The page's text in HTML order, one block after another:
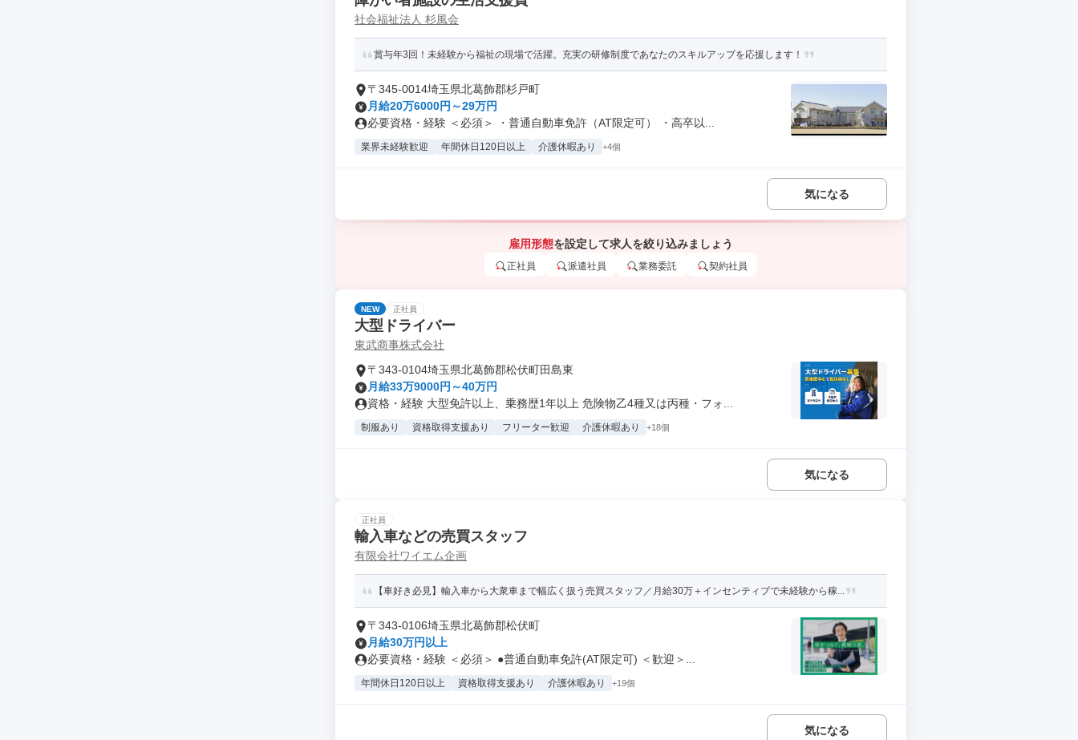
社会福祉法人 杉風会
賞与年3回！未経験から福祉の現場で活躍。充実の研修制度であなたのスキルアップを応援します！
〒345-0014埼玉県北葛飾郡杉戸町
月給20万6000円～29万円
必要資格・経験 ＜必須＞ ・普通自動車免許（AT限定可） ・高卒以...
業界未経験歓迎 年間休日120日以上 介護休暇あり +4個
気になる
雇用形態を設定して求人を絞り込みましょう
正社員 派遣社員 業務委託 契約社員
NEW 正社員
大型ドライバー
東武商事株式会社
〒343-0104埼玉県北葛飾郡松伏町田島東
月給33万9000円～40万円
資格・経験 大型免許以上、乗務歴1年以上 危険物乙4種又は丙種・フォ...
制服あり 資格取得支援あり フリーター歓迎 介護休暇あり +18個
気になる
正社員
輸入車などの売買スタッフ
有限会社ワイエム企画
【車好き必見】輸入車から大衆車まで幅広く扱う売買スタッフ／月給30万＋インセンティブで未経験から稼...
〒343-0106埼玉県北葛飾郡松伏町
月給30万円以上
必要資格・経験 ＜必須＞ ●普通自動車免許(AT限定可) ＜歓迎＞...
年間休日120日以上 資格取得支援あり 介護休暇あり +19個
気になる